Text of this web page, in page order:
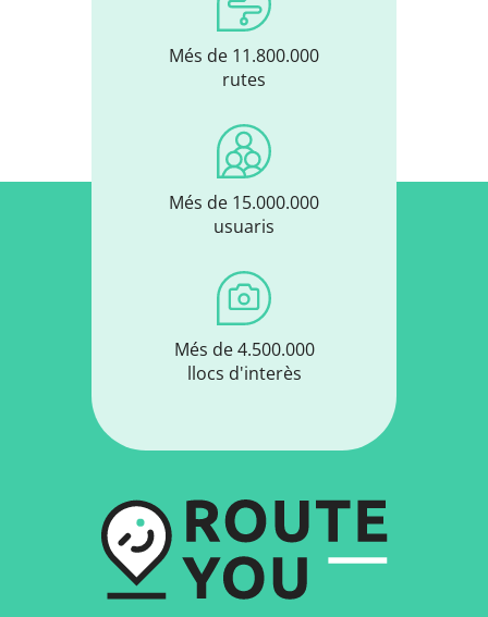
Més de 11.800.000
rutes
Més de 15.000.000
usuaris
Més de 4.500.000
llocs d'interès